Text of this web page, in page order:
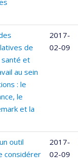
de
et
au sein
: le
le
et la
2017-
02-09
outil
considérer
2017-
02-09